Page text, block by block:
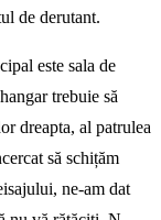
de derutant.
este sala de
trebuie să
dreapta, al patrulea
să schițăm
ne-am dat